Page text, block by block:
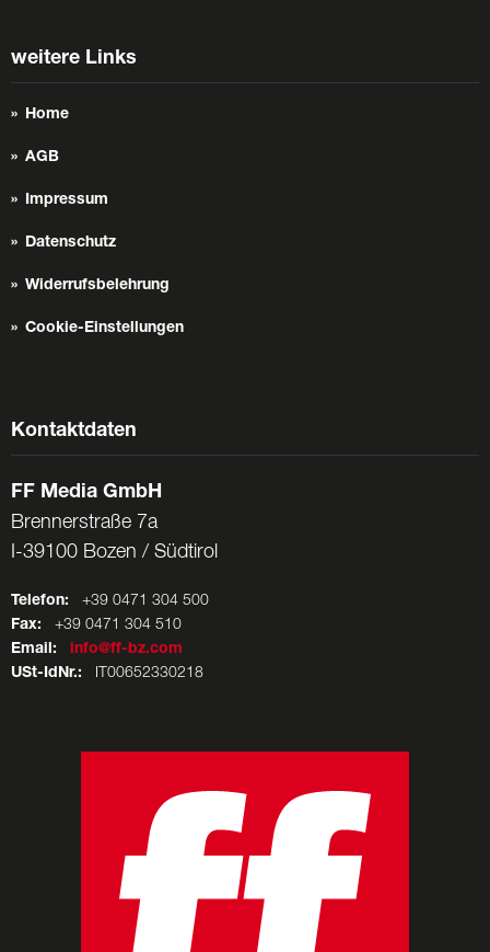
weitere Links
Home
AGB
Impressum
Datenschutz
Widerrufsbelehrung
Cookie-Einstellungen
Kontaktdaten
FF Media GmbH
Brennerstraße 7a
I-39100 Bozen / Südtirol
Telefon: +39 0471 304 500
Fax: +39 0471 304 510
Email:
info@ff-bz.com
USt-IdNr.: IT00652330218